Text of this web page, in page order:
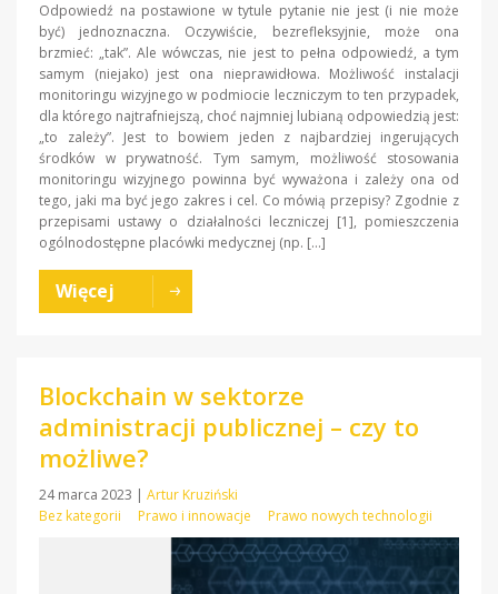
Odpowiedź na postawione w tytule pytanie nie jest (i nie może
być) jednoznaczna. Oczywiście, bezrefleksyjnie, może ona
brzmieć: „tak”. Ale wówczas, nie jest to pełna odpowiedź, a tym
samym (niejako) jest ona nieprawidłowa. Możliwość instalacji
monitoringu wizyjnego w podmiocie leczniczym to ten przypadek,
dla którego najtrafniejszą, choć najmniej lubianą odpowiedzią jest:
„to zależy”. Jest to bowiem jeden z najbardziej ingerujących
środków w prywatność. Tym samym, możliwość stosowania
monitoringu wizyjnego powinna być wyważona i zależy ona od
tego, jaki ma być jego zakres i cel. Co mówią przepisy? Zgodnie z
przepisami ustawy o działalności leczniczej [1], pomieszczenia
ogólnodostępne placówki medycznej (np. […]
Więcej
Blockchain w sektorze
administracji publicznej – czy to
możliwe?
24 marca 2023
Artur Kruziński
Bez kategorii
Prawo i innowacje Prawo nowych technologii